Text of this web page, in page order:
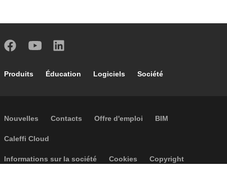
Footer main navigation
Produits Éducation Logiciels Société
Footer secondary navigation
Nouvelles Contacts Offre d'emploi BIM
Caleffi Cloud
Footer menu
Informations sur la société Cookies Copyright